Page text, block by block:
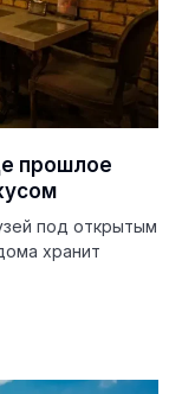
прошлое
под открытым
хранит